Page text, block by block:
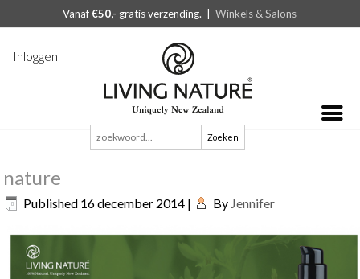
Vanaf€50,- gratis verzending. |Winkels & Salons
Inloggen
Zoeken
naar:
nature
Published 16 december 2014 | By Jennifer